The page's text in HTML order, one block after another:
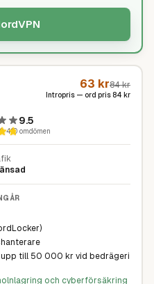
63 kr84kr
Intropris — ord pris84 kr
9.5
410omdömen
till 50 000 kr vid bedrägeri
och cyberförsäkring